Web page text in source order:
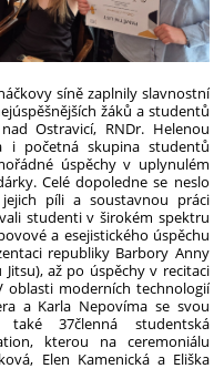
síně zaplnily slavnostní
žáků a studentů
Ostravicí, RNDr. Helenou
i početná skupina studentů
úspěchy v uplynulém
Celé dopoledne se neslo
píli a soustavnou práci
studenti v širokém spektru
a esejistického úspěchu
republiky Barbory Anny
až po úspěchy v recitaci
oblasti moderních technologií
a Karla Nepovíma se svou
také 37členná studentská
kterou na ceremoniálu
Elen Kamenická a Eliška